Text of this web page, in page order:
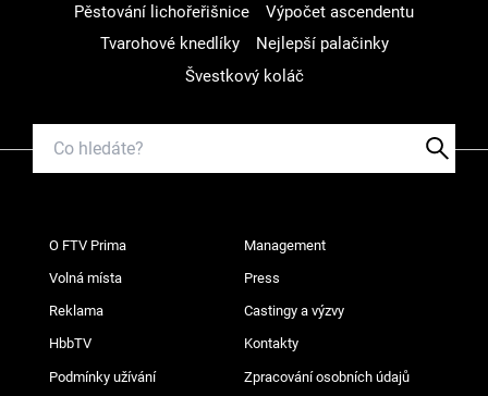
Pěstování lichořeřišnice
Výpočet ascendentu
Tvarohové knedlíky
Nejlepší palačinky
Švestkový koláč
O FTV Prima Management
Volná místa Press
Reklama Castingy a výzvy
HbbTV Kontakty
Podmínky užívání Zpracování osobních údajů